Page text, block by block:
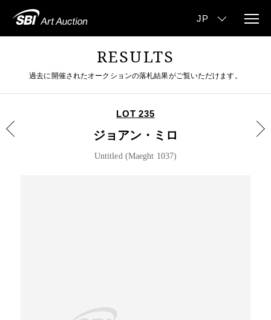
RESULTS
過去に開催されたオークションの落札結果がご覧いただけます。
LOT 235
ジョアン・ミロ
Untitled (Maeght 1037)